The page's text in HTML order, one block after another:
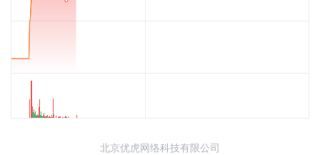
北京优虎网络科技有限公司